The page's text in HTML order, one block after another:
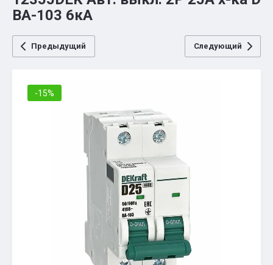
ВА-103 6кА
Предыдущий Следующий
-15%